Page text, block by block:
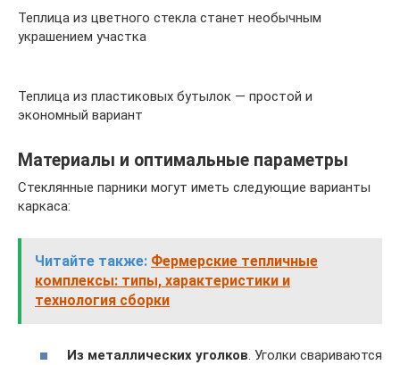
Теплица из цветного стекла станет необычным
украшением участка
Теплица из пластиковых бутылок — простой и
экономный вариант
Материалы и оптимальные параметры
Стеклянные парники могут иметь следующие варианты
каркаса:
Читайте также: Фермерские тепличные
комплексы: типы, характеристики и
технология сборки
Из металлических уголков. Уголки свариваются